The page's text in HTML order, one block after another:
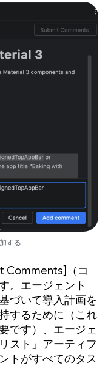
する
Comments]（コ
。エージェント
づいて導入計画を
するために（これ
です）、エージェ
スト」アーティフ
トがすべてのタス